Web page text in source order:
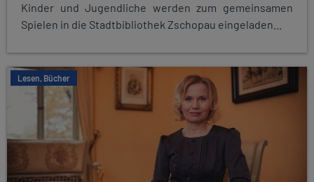
Kinder und Jugendliche werden zum gemeinsamen
Spielen in die Stadtbibliothek Zschopau eingeladen...
Lesen, Bücher